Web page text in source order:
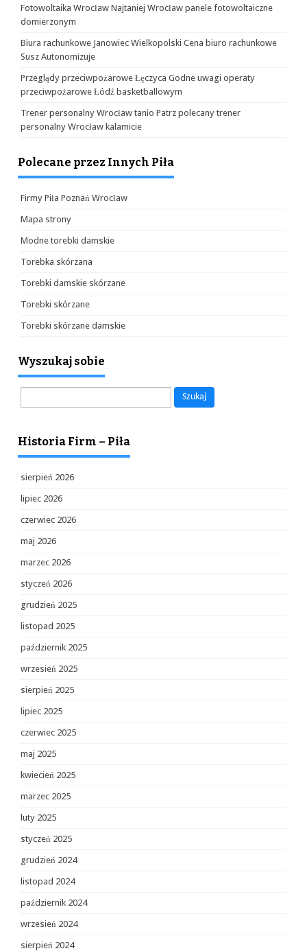
Fotowoltaika Wrocław Najtaniej Wrocław panele fotowoltaiczne
domierzonym
Biura rachunkowe Janowiec Wielkopolski Cena biuro rachunkowe
Susz Autonomizuje
Przeglądy przeciwpożarowe Łęczyca Godne uwagi operaty
przeciwpożarowe Łódź basketballowym
Trener personalny Wrocław tanio Patrz polecany trener
personalny Wrocław kalamicie
Polecane przez Innych Piła
Firmy Piła Poznań Wrocław
Mapa strony
Modne torebki damskie
Torebka skórzana
Torebki damskie skórzane
Torebki skórzane
Torebki skórzane damskie
Wyszukaj sobie
Historia Firm – Piła
sierpień 2026
lipiec 2026
czerwiec 2026
maj 2026
marzec 2026
styczeń 2026
grudzień 2025
listopad 2025
październik 2025
wrzesień 2025
sierpień 2025
lipiec 2025
czerwiec 2025
maj 2025
kwiecień 2025
marzec 2025
luty 2025
styczeń 2025
grudzień 2024
listopad 2024
październik 2024
wrzesień 2024
sierpień 2024